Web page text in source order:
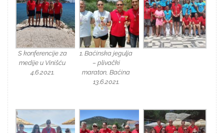
S konferencije za
medije u Vinišću
4.6.2021.
1. Baćinska jegulja
– plivački
maraton, Baćina
13.6.2021.